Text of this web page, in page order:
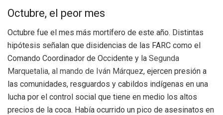
Octubre, el peor mes
Octubre fue el mes más mortífero de este año. Distintas
hipótesis señalan que disidencias de las FARC como el
Comando Coordinador de Occidente y la Segunda
Marquetalia, al mando de Iván Márquez, ejercen presión a
las comunidades, resguardos y cabildos indígenas en una
lucha por el control social que tiene en medio los altos
precios de la coca. Había ocurrido un pico de asesinatos en